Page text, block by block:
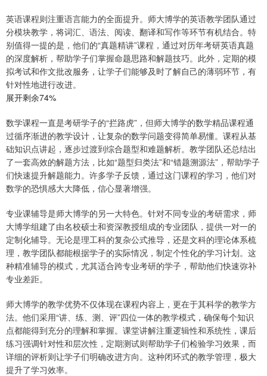
英语课程则注重语言能力的全面提升。师大博学的英语教学团队通过
分模块教学，将词汇、语法、阅读、翻译和写作等环节有机结合。特
别值得一提的是，他们的“真题精讲”课程，通过对历年考研英语真题
的深度解析，帮助学子们掌握命题思路和解题技巧。此外，定期的模
拟考试和作文批改服务，让学子们能够及时了解自己的薄弱环节，有
针对性地进行改进。
展开剩余74%
数学课程一直是考研学子的“拦路虎”，但师大博学的数学精品课程通
过循序渐进的教学设计，让复杂的数学问题变得简单易懂。课程从基
础知识点讲起，逐步过渡到综合题型和难题解析。教学团队还总结出
了一套高效的解题方法，比如“题型归类法”和“错题溯源法”，帮助学子
们快速提升解题能力。许多学子反馈，通过这门课程的学习，他们对
数学的恐惧感大大降低，信心显著增强。
专业课辅导是师大博学的另一大特色。针对不同专业的考研需求，师
大博学组建了由名校硕士和资深教授组成的专业团队，提供一对一的
定制化辅导。无论是理工科的复杂公式推导，还是文科的理论体系梳
理，教学团队都能根据学子的实际情况，制定个性化的学习计划。这
种精准辅导的模式，尤其适合跨专业考研的学子，帮助他们快速弥补
专业差距。
师大博学的教学优势不仅体现在课程内容上，更在于其科学的教学方
法。他们采用“讲、练、测、评”四位一体的教学模式，确保每个知识
点都能得到充分的理解和掌握。课堂讲解注重逻辑性和系统性，课后
练习强调针对性和层次性，定期测试则帮助学子们检验学习效果，而
详细的评析则让学子们明确改进方向。这种闭环式的教学管理，极大
提升了学习效率。